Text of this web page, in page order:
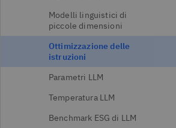
Modelli linguistici di
piccole dimensioni
Ottimizzazione delle
istruzioni
Parametri LLM
Temperatura LLM
Benchmark ESG di LLM